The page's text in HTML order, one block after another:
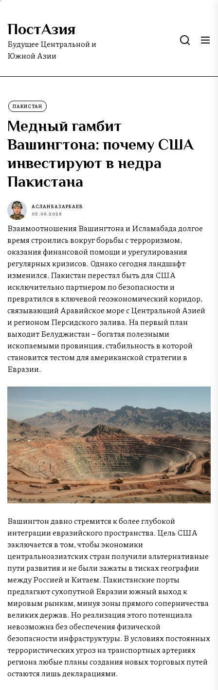
Skip
the
content
ПостАзия
Будущее Центральной и
Южной Азии
ПАКИСТАН
Медный гамбит
Вашингтона: почему США
инвестируют в недра
Пакистана
АСЛАН БАЗАРБАЕВ
05.06.2026
Взаимоотношения Вашингтона и Исламабада долгое
время строились вокруг борьбы с терроризмом,
оказания финансовой помощи и урегулирования
регулярных кризисов. Однако сегодня ландшафт
изменился. Пакистан перестал быть для США
исключительно партнером по безопасности и
превратился в ключевой геоэкономический коридор,
связывающий Аравийское море с Центральной Азией
и регионом Персидского залива. На первый план
выходит Белуджистан – богатая полезными
ископаемыми провинция, стабильность в которой
становится тестом для американской стратегии в
Евразии.
Вашингтон давно стремится к более глубокой
интеграции евразийского пространства. Цель США
заключается в том, чтобы экономики
центральноазиатских стран получили альтернативные
пути развития и не были зажаты в тисках географии
между Россией и Китаем. Пакистанские порты
предлагают сухопутной Евразии южный выход к
мировым рынкам, минуя зоны прямого соперничества
великих держав. Но реализация этого потенциала
невозможна без обеспечения физической
безопасности инфраструктуры. В условиях постоянных
террористических угроз на транспортных артериях
региона любые планы создания новых торговых путей
остаются лишь декларациями.